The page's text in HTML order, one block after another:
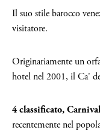
Il suo stile barocco
visitatore.
Originariamente un
hotel nel 2001, il Ca'
4 classificato,
recentemente nel